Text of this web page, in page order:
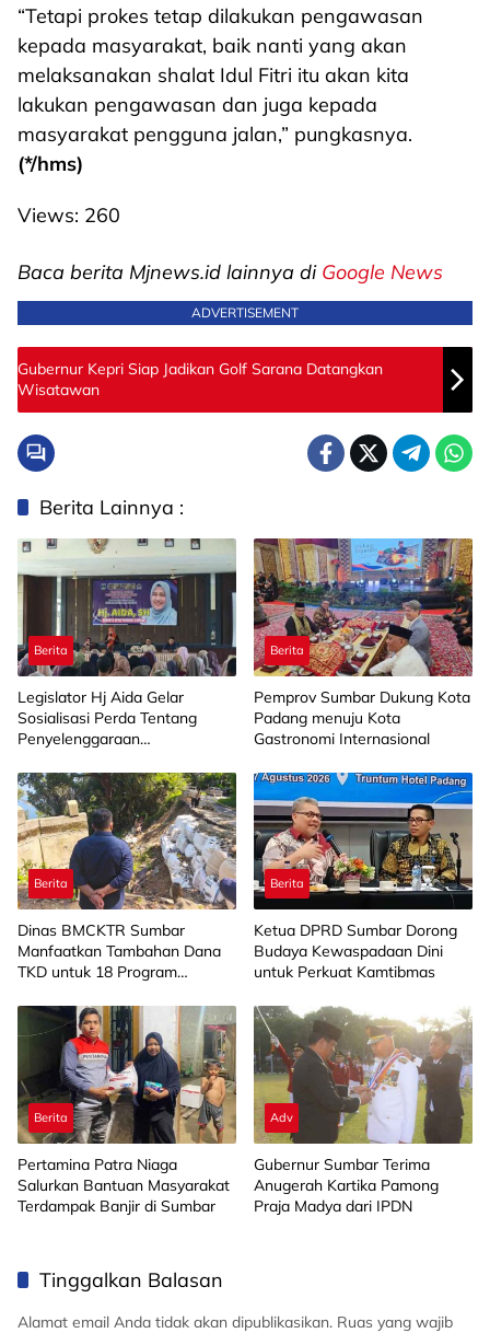
“Tetapi prokes tetap dilakukan pengawasan
kepada masyarakat, baik nanti yang akan
melaksanakan shalat Idul Fitri itu akan kita
lakukan pengawasan dan juga kepada
masyarakat pengguna jalan,” pungkasnya.
(*/hms)
Views: 260
Baca berita Mjnews.id lainnya di Google News
ADVERTISEMENT
Gubernur Kepri Siap Jadikan Golf Sarana Datangkan
Wisatawan
Berita Lainnya :
Berita
Legislator Hj Aida Gelar
Sosialisasi Perda Tentang
Penyelenggaraan
Limapuluh Kota
Berita
Pemprov Sumbar Dukung Kota
Padang menuju Kota
Gastronomi Internasional
Berita
Dinas BMCKTR Sumbar
Manfaatkan Tambahan Dana
TKD untuk 18 Program
Berita
Ketua DPRD Sumbar Dorong
Budaya Kewaspadaan Dini
untuk Perkuat Kamtibmas
Berita
Pertamina Patra Niaga
Salurkan Bantuan Masyarakat
Terdampak Banjir di Sumbar
Adv
Gubernur Sumbar Terima
Anugerah Kartika Pamong
Praja Madya dari IPDN
Tinggalkan Balasan
Alamat email Anda tidak akan dipublikasikan. Ruas yang wajib